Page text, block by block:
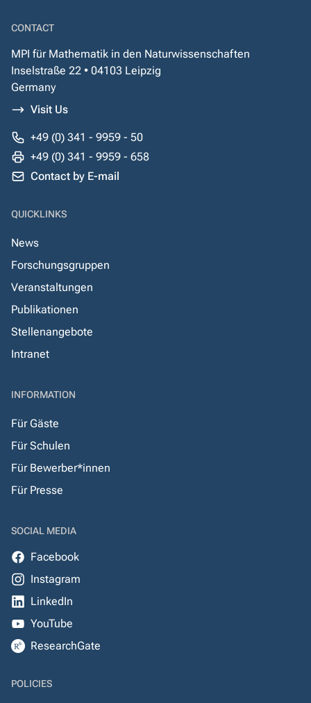
CONTACT
MPI für Mathematik in den Naturwissenschaften
Inselstraße 22 • 04103 Leipzig
Germany
Visit Us
+49 (0) 341 - 9959 - 50
+49 (0) 341 - 9959 - 658
Contact by E-mail
QUICKLINKS
News
Forschungsgruppen
Veranstaltungen
Publikationen
Stellenangebote
Intranet
INFORMATION
Für Gäste
Für Schulen
Für Bewerber*innen
Für Presse
SOCIAL MEDIA
Facebook
Instagram
LinkedIn
YouTube
ResearchGate
POLICIES